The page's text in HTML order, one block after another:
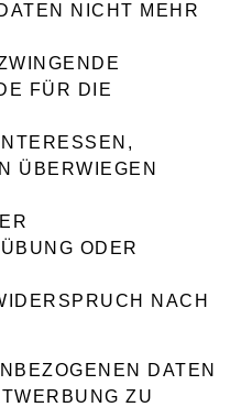
NICHT MEHR
FÜR DIE
ÜBERWIEGEN
ODER
NACH
DATEN
ZU